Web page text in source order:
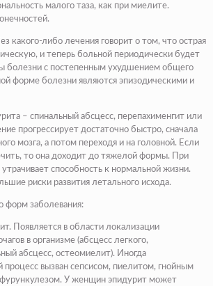
малого таза, как при миелите.
какого-либо лечения говорит о том, что острая
и теперь больной периодически будет
болезни с постепенным ухудшением общего
форме болезни являются эпизодическими и
– спинальный абсцесс, перепахименгит или
прогрессирует достаточно быстро, сначала
мозга, а потом переходя и на головной. Если
то она доходит до тяжелой формы. При
способность к нормальной жизни.
риски развития летального исхода.
форм заболевания:
Появляется в области локализации
в организме (абсцесс легкого,
абсцесс, остеомиелит). Иногда
процесс вызван сепсисом, пиелитом, гнойным
У женщин эпидурит может